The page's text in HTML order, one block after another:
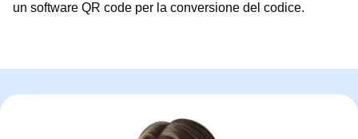
un software QR code per la conversione del codice.